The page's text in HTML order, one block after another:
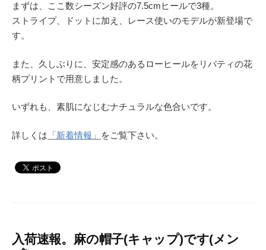
まずは、ここ数シーズン好評の7.5cmヒールで3種。
ストライプ、ドットに加え、レース使いのモデルが新登場で
す。
また、久しぶりに、安定感のあるローヒールをリバティの花
柄プリントで用意しました。
いずれも、素肌になじむナチュラルな色合いです。
詳しくは 「新着情報」 をご覧下さい。
入荷速報。麻の帽子(キャップ)です(メン